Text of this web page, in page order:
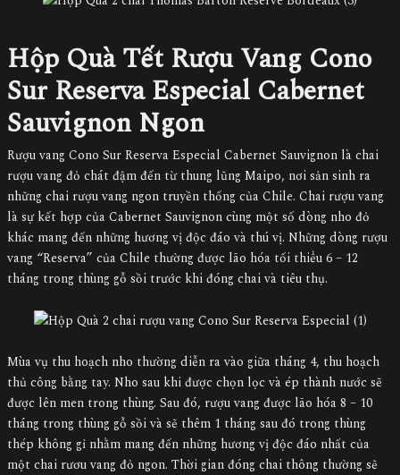
Hộp Quà Tết Rượu Vang Cono
Sur Reserva Especial Cabernet
Sauvignon Ngon
Rượu vang Cono Sur Reserva Especial Cabernet Sauvignon là chai
rượu vang đỏ chát đậm đến từ thung lũng Maipo, nơi sản sinh ra
những chai rượu vang ngon truyền thống của Chile. Chai rượu vang
là sự kết hợp của Cabernet Sauvignon cùng một số dòng nho đỏ
khác mang đến những hương vị độc đáo và thú vị. Những dòng rượu
vang “Reserva” của Chile thường được lão hóa tối thiểu 6 – 12
tháng trong thùng gỗ sồi trước khi đóng chai và tiêu thụ.
Mùa vụ thu hoạch nho thường diễn ra vào giữa tháng 4, thu hoạch
thủ công bằng tay. Nho sau khi được chọn lọc và ép thành nước sẽ
được lên men trong thùng. Sau đó, rượu vang được lão hóa 8 – 10
tháng trong thùng gỗ sồi và sẽ thêm 1 tháng sau đó trong thùng
thép không gỉ nhằm mang đến những hương vị độc đáo nhất của
một chai rươu vang đỏ ngon. Thời gian đóng chai thông thường sẽ